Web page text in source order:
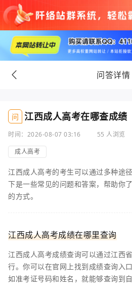
问答详情
问 江西成人高考在哪查成绩
时间：2026-08-07 03:16 55 人浏览
成人高考
江西成人高考的考生可以通过多种途
下是一些常见的问题和答案，帮助你
的方式。
江西成人高考成绩在哪里查询
江西成人高考成绩查询可以通过江西
行。你可以在官网上找到成绩查询入
如准考证号码和姓名，就能够查询到自